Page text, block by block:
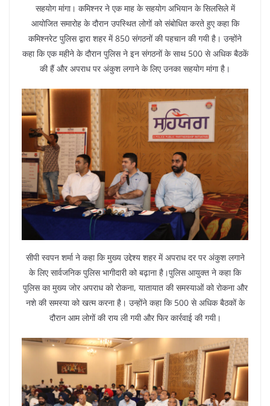
सहयोग मांगा। कमिश्नर ने एक माह के सहयोग अभियान के सिलसिले में
आयोजित समारोह के दौरान उपस्थित लोगों को संबोधित करते हुए कहा कि
कमिश्नरेट पुलिस द्वारा शहर में 850 संगठनों की पहचान की गयी है। उन्होंने
कहा कि एक महीने के दौरान पुलिस ने इन संगठनों के साथ 500 से अधिक बैठकें
की हैं और अपराध पर अंकुश लगाने के लिए उनका सहयोग मांगा है।
सीपी स्वपन शर्मा ने कहा कि मुख्य उद्देश्य शहर में अपराध दर पर अंकुश लगाने
के लिए सार्वजनिक पुलिस भागीदारी को बढ़ाना है।पुलिस आयुक्त ने कहा कि
पुलिस का मुख्य जोर अपराध को रोकना, यातायात की समस्याओं को रोकना और
नशे की समस्या को खत्म करना है। उन्होंने कहा कि 500 से अधिक बैठकों के
दौरान आम लोगों की राय ली गयी और फिर कार्रवाई की गयी।